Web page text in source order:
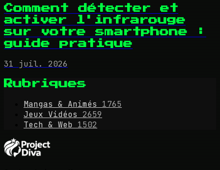
Comment détecter et
activer l'infrarouge
sur votre smartphone :
guide pratique
31 juil. 2026
Rubriques
Mangas & Animés
1765
Jeux Vidéos
2659
Tech & Web 1502